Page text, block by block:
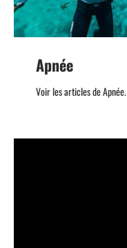
Apnée
Voir les articles de Apnée.